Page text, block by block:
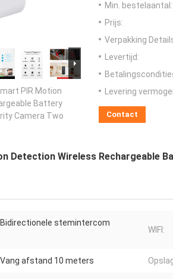
PIR Motion
Battery
Camera Two
Min. bestelaantal:
Prijs:
Verpakking
Levertijd:
Levering
Contact
Detection Wireless Rechargeable
Bidirectionele stemintercom
WIFI:
Vang afstand 10 meters